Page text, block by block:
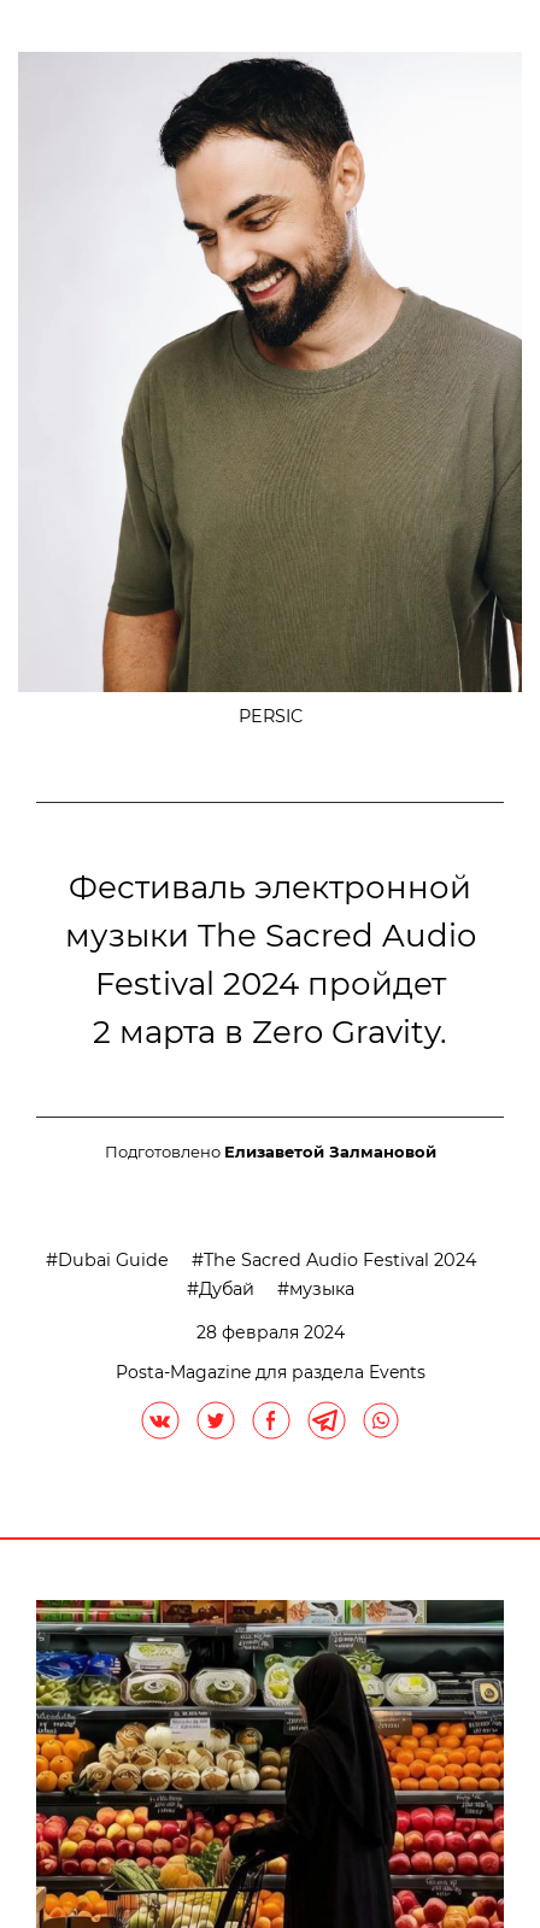
PERSIC
Фестиваль электронной
музыки The Sacred Audio
Festival 2024 пройдет
2 марта в Zero Gravity.
Подготовлено Елизаветой Залмановой
Dubai Guide
The Sacred Audio Festival 2024
Дубай
музыка
28 февраля 2024
Posta-Magazine для раздела Events